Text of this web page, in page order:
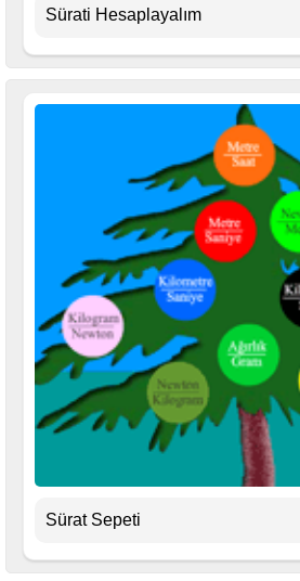
Sürati Hesaplayalım
Sürat Sepeti